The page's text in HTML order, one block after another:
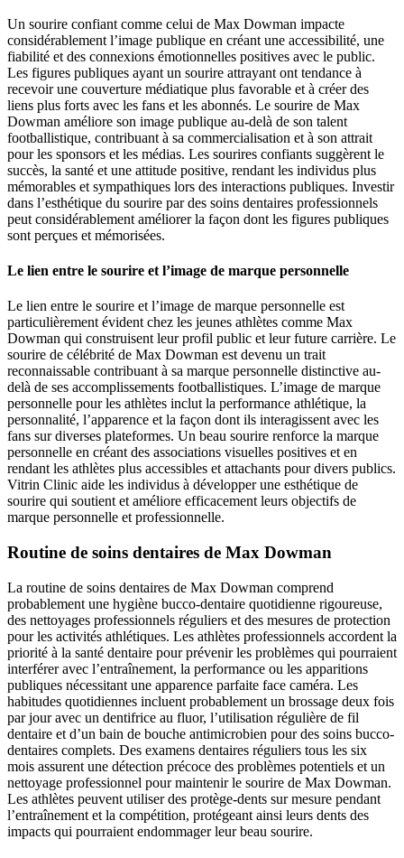
Un sourire confiant comme celui de Max Dowman impacte
considérablement l’image publique en créant une accessibilité, une
fiabilité et des connexions émotionnelles positives avec le public.
Les figures publiques ayant un sourire attrayant ont tendance à
recevoir une couverture médiatique plus favorable et à créer des
liens plus forts avec les fans et les abonnés. Le sourire de Max
Dowman améliore son image publique au-delà de son talent
footballistique, contribuant à sa commercialisation et à son attrait
pour les sponsors et les médias. Les sourires confiants suggèrent le
succès, la santé et une attitude positive, rendant les individus plus
mémorables et sympathiques lors des interactions publiques. Investir
dans l’esthétique du sourire par des soins dentaires professionnels
peut considérablement améliorer la façon dont les figures publiques
sont perçues et mémorisées.
Le lien entre le sourire et l’image de marque personnelle
Le lien entre le sourire et l’image de marque personnelle est
particulièrement évident chez les jeunes athlètes comme Max
Dowman qui construisent leur profil public et leur future carrière. Le
sourire de célébrité de Max Dowman est devenu un trait
reconnaissable contribuant à sa marque personnelle distinctive au-
delà de ses accomplissements footballistiques. L’image de marque
personnelle pour les athlètes inclut la performance athlétique, la
personnalité, l’apparence et la façon dont ils interagissent avec les
fans sur diverses plateformes. Un beau sourire renforce la marque
personnelle en créant des associations visuelles positives et en
rendant les athlètes plus accessibles et attachants pour divers publics.
Vitrin Clinic aide les individus à développer une esthétique de
sourire qui soutient et améliore efficacement leurs objectifs de
marque personnelle et professionnelle.
Routine de soins dentaires de Max Dowman
La routine de soins dentaires de Max Dowman comprend
probablement une hygiène bucco-dentaire quotidienne rigoureuse,
des nettoyages professionnels réguliers et des mesures de protection
pour les activités athlétiques. Les athlètes professionnels accordent la
priorité à la santé dentaire pour prévenir les problèmes qui pourraient
interférer avec l’entraînement, la performance ou les apparitions
publiques nécessitant une apparence parfaite face caméra. Les
habitudes quotidiennes incluent probablement un brossage deux fois
par jour avec un dentifrice au fluor, l’utilisation régulière de fil
dentaire et d’un bain de bouche antimicrobien pour des soins bucco-
dentaires complets. Des examens dentaires réguliers tous les six
mois assurent une détection précoce des problèmes potentiels et un
nettoyage professionnel pour maintenir le sourire de Max Dowman.
Les athlètes peuvent utiliser des protège-dents sur mesure pendant
l’entraînement et la compétition, protégeant ainsi leurs dents des
impacts qui pourraient endommager leur beau sourire.